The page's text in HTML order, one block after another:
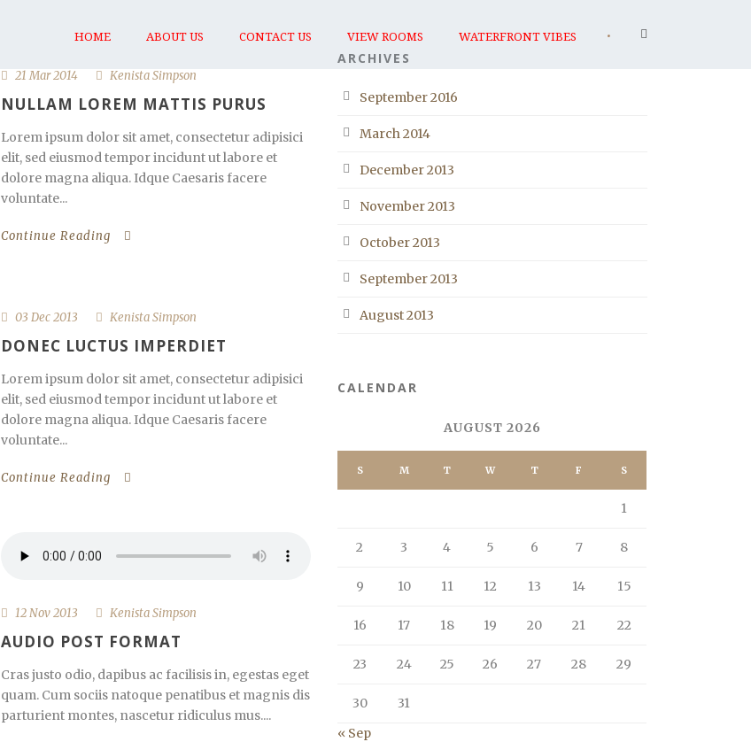
HOME ABOUT US CONTACT US VIEW ROOMS WATERFRONT VIBES •
21 Mar 2014 Kenista Simpson
NULLAM LOREM MATTIS PURUS
Lorem ipsum dolor sit amet, consectetur adipisici
elit, sed eiusmod tempor incidunt ut labore et
dolore magna aliqua. Idque Caesaris facere
voluntate...
Continue Reading
03 Dec 2013 Kenista Simpson
DONEC LUCTUS IMPERDIET
Lorem ipsum dolor sit amet, consectetur adipisici
elit, sed eiusmod tempor incidunt ut labore et
dolore magna aliqua. Idque Caesaris facere
voluntate...
Continue Reading
12 Nov 2013 Kenista Simpson
AUDIO POST FORMAT
Cras justo odio, dapibus ac facilisis in, egestas eget
quam. Cum sociis natoque penatibus et magnis dis
parturient montes, nascetur ridiculus mus....
ARCHIVES
September 2016
March 2014
December 2013
November 2013
October 2013
September 2013
August 2013
CALENDAR
AUGUST 2026
S M T W T F S
1
2 3 4 5 6 7 8
9 10 11 12 13 14 15
16 17 18 19 20 21 22
23 24 25 26 27 28 29
30
31
« Sep